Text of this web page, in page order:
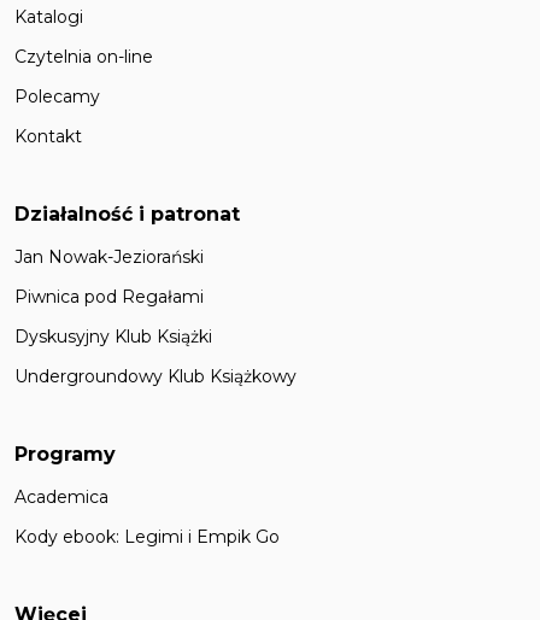
Katalogi
Czytelnia on-line
Polecamy
Kontakt
Działalność i patronat
Jan Nowak-Jeziorański
Piwnica pod Regałami
Dyskusyjny Klub Książki
Undergroundowy Klub Książkowy
Programy
Academica
Kody ebook: Legimi i Empik Go
Więcej